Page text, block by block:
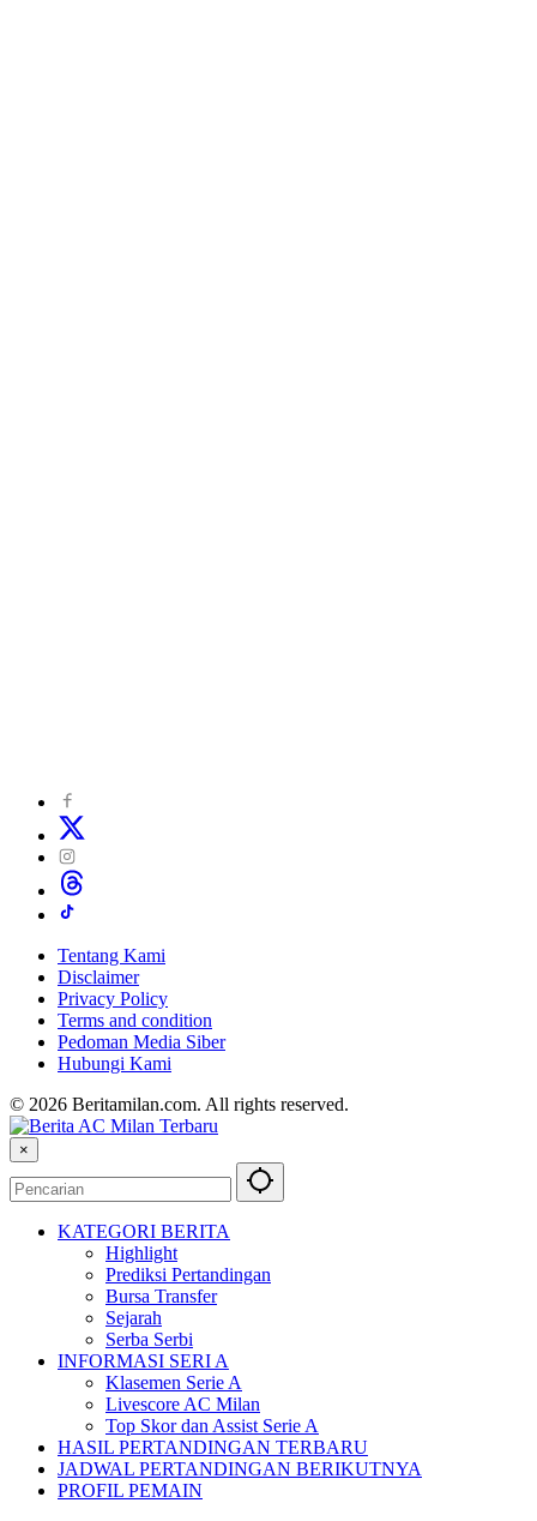
Tentang Kami
Disclaimer
Privacy Policy
Terms and condition
Pedoman Media Siber
Hubungi Kami
© 2026 Beritamilan.com. All rights reserved.
×
KATEGORI BERITA
Highlight
Prediksi Pertandingan
Bursa Transfer
Sejarah
Serba Serbi
INFORMASI SERI A
Klasemen Serie A
Livescore AC Milan
Top Skor dan Assist Serie A
HASIL PERTANDINGAN TERBARU
JADWAL PERTANDINGAN BERIKUTNYA
PROFIL PEMAIN